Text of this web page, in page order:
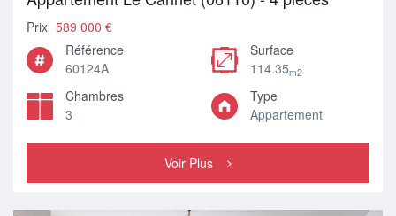
Prix 589 000 €
Référence
60124A
Surface
114.35m2
Chambres
3
Type
Appartement
Voir Plus